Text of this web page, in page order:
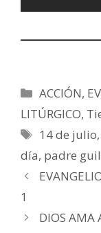
Categorías
ACCIÓN,
LITÚRGICO,
Etiquetas
14 de julio
día, padre
1
DIOS AMA